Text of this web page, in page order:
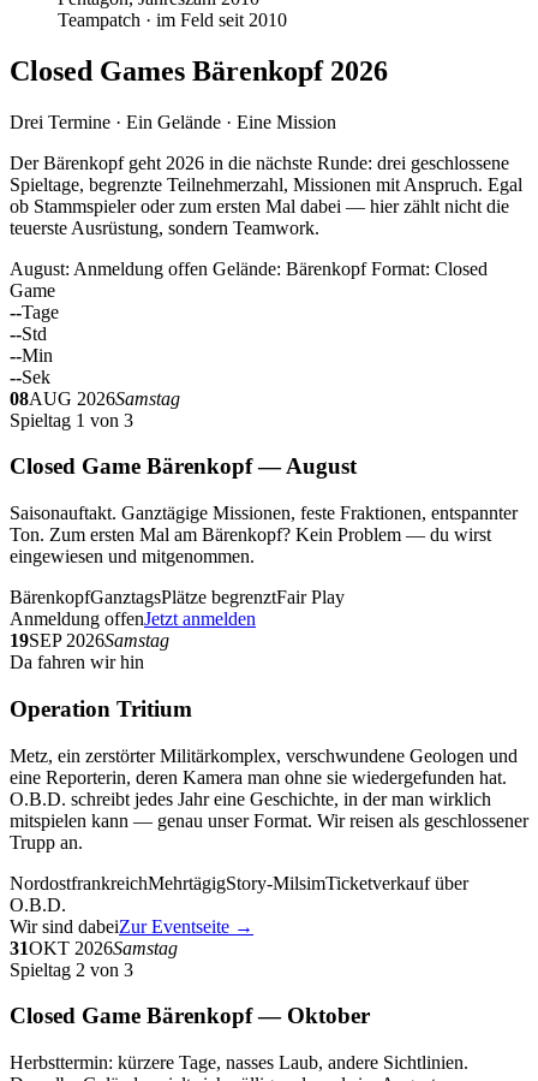
Teampatch · im Feld seit 2010
Closed Games Bärenkopf 2026
Drei Termine · Ein Gelände · Eine Mission
Der Bärenkopf geht 2026 in die nächste Runde: drei geschlossene
Spieltage, begrenzte Teilnehmerzahl, Missionen mit Anspruch. Egal
ob Stammspieler oder zum ersten Mal dabei — hier zählt nicht die
teuerste Ausrüstung, sondern Teamwork.
August: Anmeldung offen Gelände: Bärenkopf Format: Closed
Game
--Tage
--Std
--Min
--Sek
08AUG 2026Samstag
Spieltag 1 von 3
Closed Game Bärenkopf — August
Saisonauftakt. Ganztägige Missionen, feste Fraktionen, entspannter
Ton. Zum ersten Mal am Bärenkopf? Kein Problem — du wirst
eingewiesen und mitgenommen.
BärenkopfGanztagsPlätze begrenztFair Play
Anmeldung offenJetzt anmelden
19SEP 2026Samstag
Da fahren wir hin
Operation Tritium
Metz, ein zerstörter Militärkomplex, verschwundene Geologen und
eine Reporterin, deren Kamera man ohne sie wiedergefunden hat.
O.B.D. schreibt jedes Jahr eine Geschichte, in der man wirklich
mitspielen kann — genau unser Format. Wir reisen als geschlossener
Trupp an.
NordostfrankreichMehrtägigStory-MilsimTicketverkauf über
O.B.D.
Wir sind dabeiZur Eventseite →
31OKT 2026Samstag
Spieltag 2 von 3
Closed Game Bärenkopf — Oktober
Herbsttermin: kürzere Tage, nasses Laub, andere Sichtlinien.